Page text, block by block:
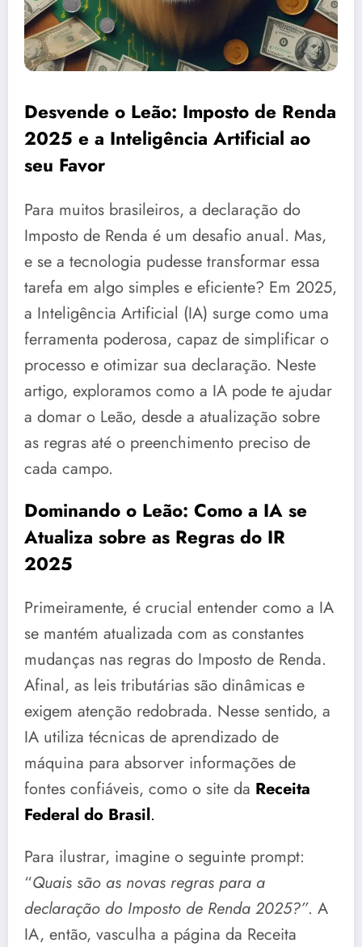
Desvende o Leão: Imposto de Renda
2025 e a Inteligência Artificial ao
seu Favor
Para muitos brasileiros, a declaração do
Imposto de Renda é um desafio anual. Mas,
e se a tecnologia pudesse transformar essa
tarefa em algo simples e eficiente? Em 2025,
a Inteligência Artificial (IA) surge como uma
ferramenta poderosa, capaz de simplificar o
processo e otimizar sua declaração. Neste
artigo, exploramos como a IA pode te ajudar
a domar o Leão, desde a atualização sobre
as regras até o preenchimento preciso de
cada campo.
Dominando o Leão: Como a IA se
Atualiza sobre as Regras do IR
2025
Primeiramente, é crucial entender como a IA
se mantém atualizada com as constantes
mudanças nas regras do Imposto de Renda.
Afinal, as leis tributárias são dinâmicas e
exigem atenção redobrada. Nesse sentido, a
IA utiliza técnicas de aprendizado de
máquina para absorver informações de
fontes confiáveis, como o site da Receita
Federal do Brasil.
Para ilustrar, imagine o seguinte prompt:
“Quais são as novas regras para a
declaração do Imposto de Renda 2025?”. A
IA, então, vasculha a página da Receita